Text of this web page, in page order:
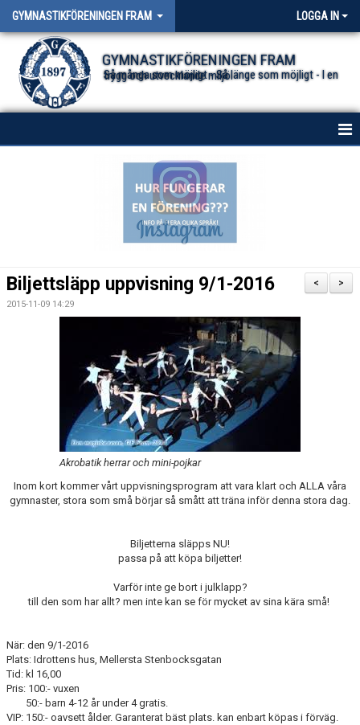
GYMNASTIKFÖRENINGEN FRAM LOGGA IN
GYMNASTIKFÖRENINGEN FRAM
Så många som möjligt - Så länge som möjligt - I en trygg och utvecklande miljö.
NYHETER FÖR ALLA TRUPPER
>
<
Biljettsläpp uppvisning 9/1-2016
2015-11-09 14:29
Akrobatik herrar och mini-pojkar
Inom kort kommer vårt uppvisningsprogram att vara klart och ALLA våra
gymnaster, stora som små börjar så smått att träna inför denna stora dag.
Biljetterna släpps NU!
passa på att köpa biljetter!
Varför inte ge bort i julklapp?
till den som har allt? men inte kan se för mycket av sina kära små!
När: den 9/1-2016
Plats: Idrottens hus, Mellersta Stenbocksgatan
Tid: kl 16,00
Pris: 100:- vuxen
50:- barn 4-12 år under 4 gratis.
VIP: 150:- oavsett ålder. Garanterat bäst plats. kan enbart köpas i förväg.